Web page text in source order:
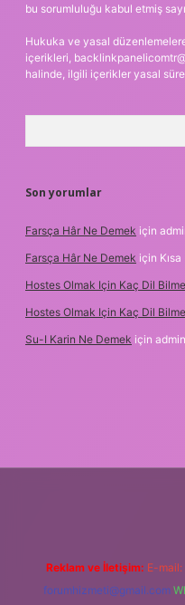
bu sorumluluğu kabul etmiş
Hukuka ve yasal
içerikleri,
halinde, ilgili içerikler yasal
Son yorumlar
Farsça Hâr Ne Demek için
Farsça Hâr Ne Demek için Kısa
Hostes Olmak Için Kaç Dil
Hostes Olmak Için Kaç Dil
Su-I Karin Ne Demek için admin
Reklam ve İletişim: E-mail:
forumhizmeti@gmail.com